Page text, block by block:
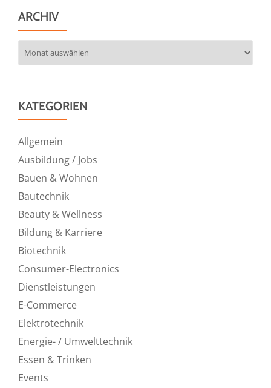
ARCHIV
KATEGORIEN
Allgemein
Ausbildung / Jobs
Bauen & Wohnen
Bautechnik
Beauty & Wellness
Bildung & Karriere
Biotechnik
Consumer-Electronics
Dienstleistungen
E-Commerce
Elektrotechnik
Energie- / Umwelttechnik
Essen & Trinken
Events